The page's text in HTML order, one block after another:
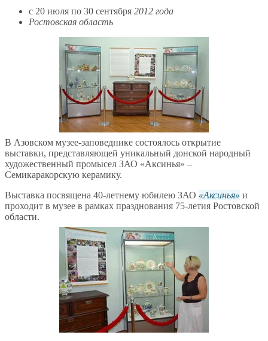
c 20 июля по 30 сентября 2012 года
Ростовская область
В Азовском музее-заповеднике состоялось открытие
выставки, представляющей уникальный донской народный
художественный промысел ЗАО «Аксинья» –
Семикаракорскую керамику.
Выставка посвящена 40-летнему юбилею ЗАО
Аксинья
и
проходит в музее в рамках празднования 75-летия Ростовской
области.